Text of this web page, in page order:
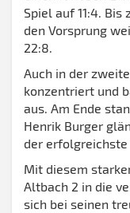
Spiel auf 11:4.
den Vorsprung
22:8.
Auch in der
konzentriert und
aus. Am Ende
Henrik Burger
der erfolgreichste
Mit diesem
Altbach 2 in die
sich bei seinen